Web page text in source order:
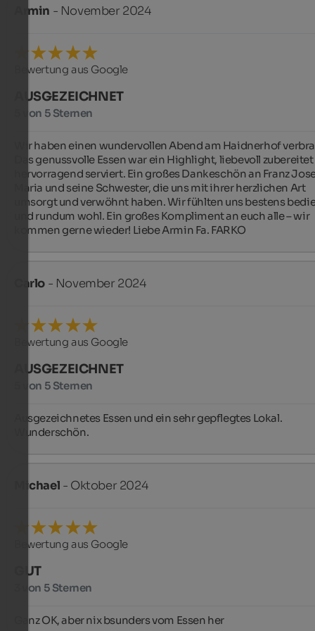
Armin - November 2024
Bewertung aus Google
AUSGEZEICHNET
5 von 5 Sternen
Wir haben einen wundervollen Abend am Haidnerhof
Das genussvolle Essen war ein Highlight, liebevoll
hervorragend serviert. Ein großes Dankeschön an Franz
Maria und seine Schwester, die uns mit ihrer herzlichen Art
umsorgt und verwöhnt haben. Wir fühlten uns bestens
und rundum wohl. Ein großes Kompliment an euch alle – wir
kommen gerne wieder! Liebe Armin Fa. FARKO
Carlo - November 2024
Bewertung aus Google
AUSGEZEICHNET
5 von 5 Sternen
Ausgezeichnetes Essen und ein sehr gepflegtes Lokal.
Wunderschön.
Michael - Oktober 2024
Bewertung aus Google
GUT
3 von 5 Sternen
Ganz OK, aber nix bsunders vom Essen her